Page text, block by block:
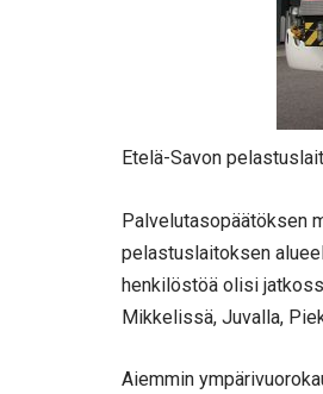
Etelä-Savon
Palvelutasopäätöksen
pelastuslaitoksen
henkilöstöä olisi
Mikkelissä, Juvalla,
Aiemmin